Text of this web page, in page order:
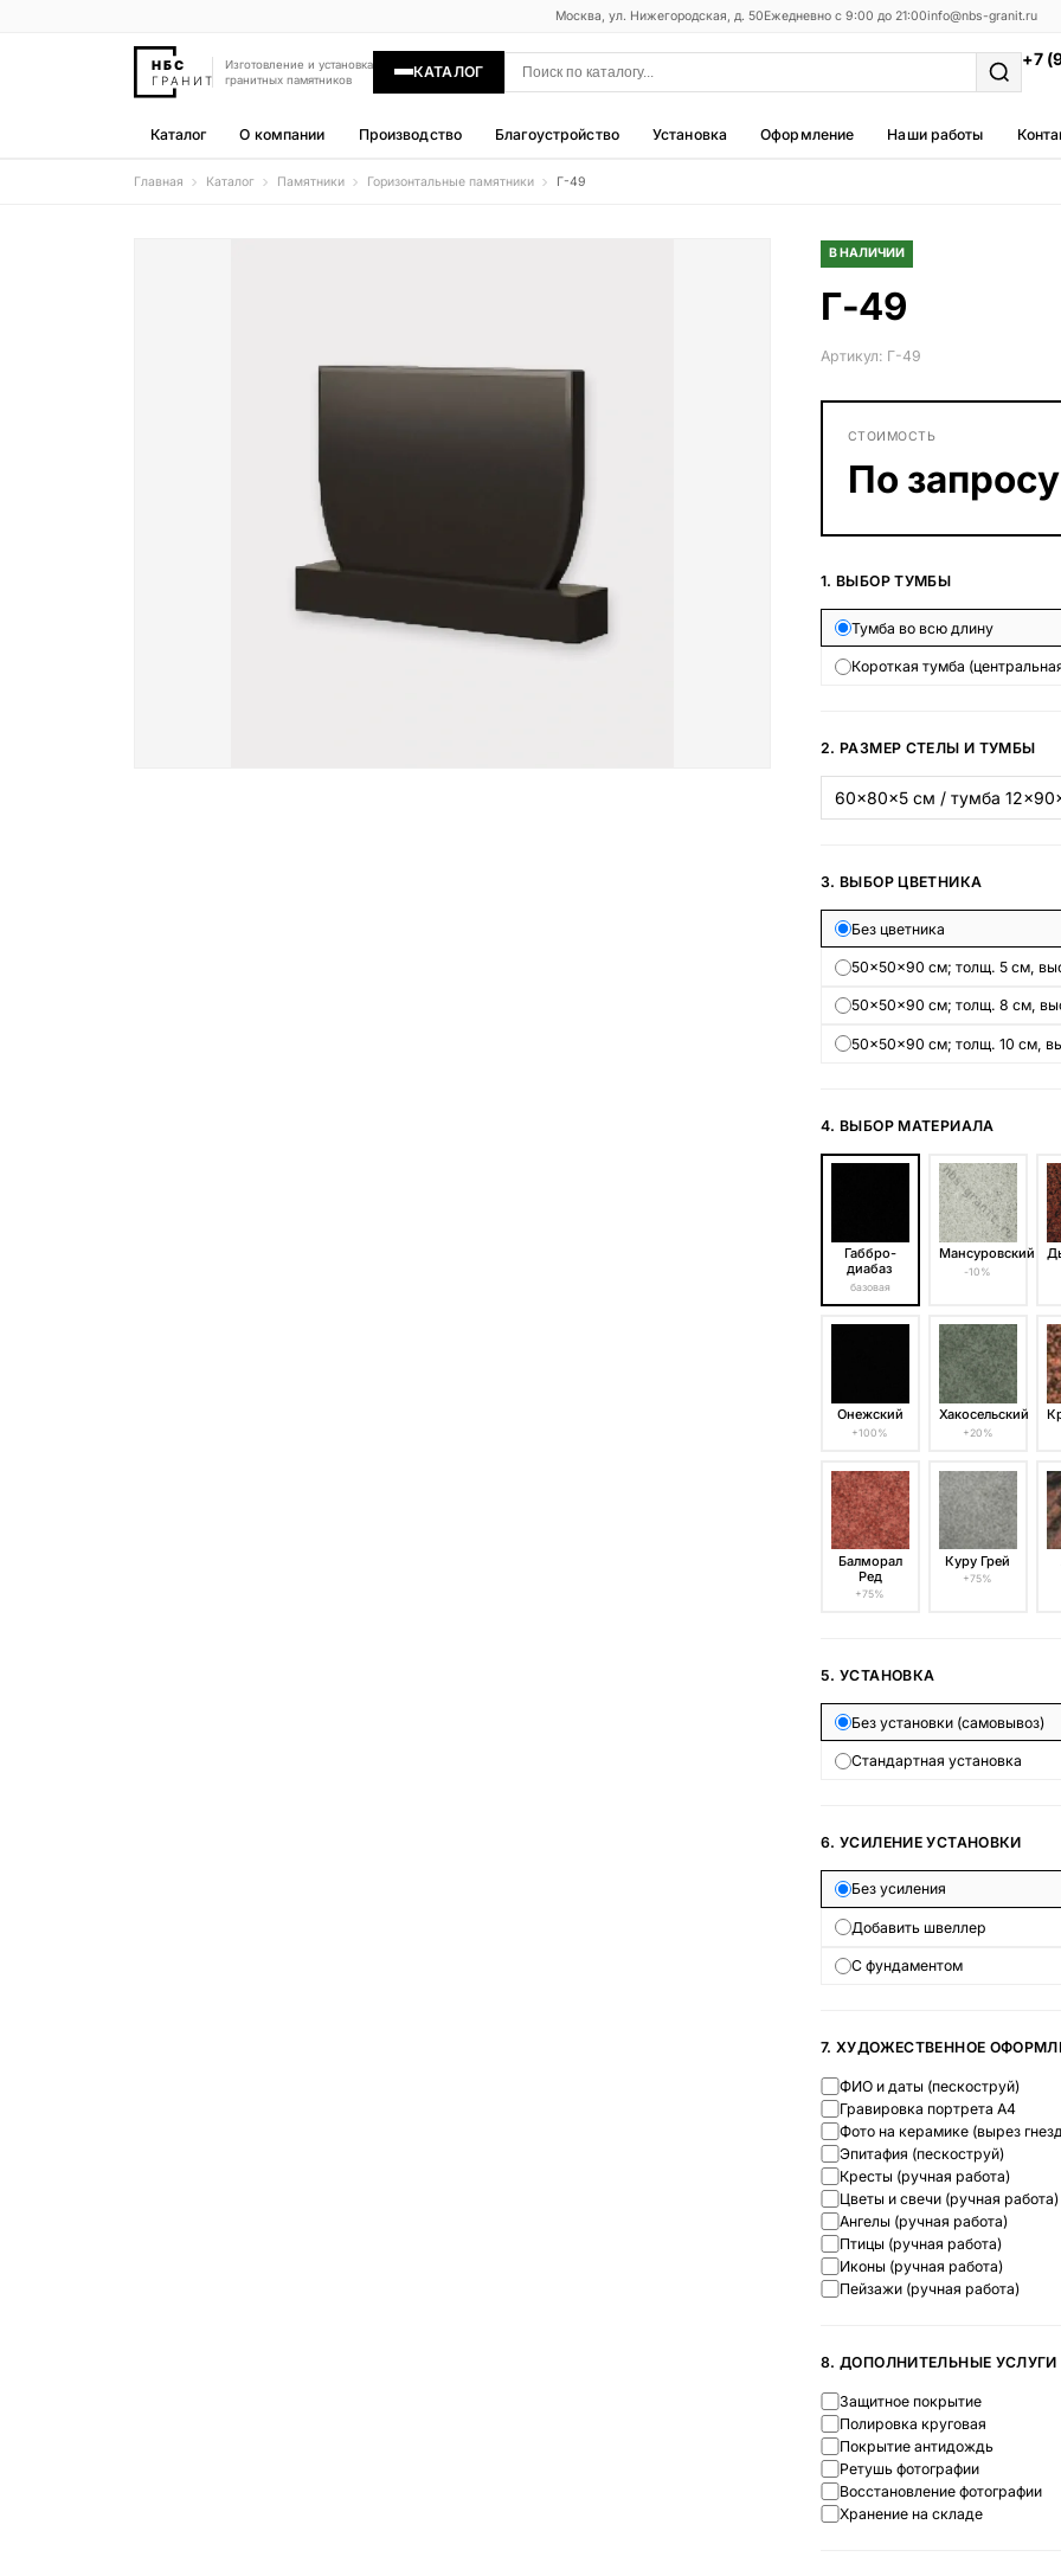
Москва, ул. Нижегородская, д. 50Ежедневно с 9:00 до 21:00info@nbs-granit.ru
Изготовление и установка
гранитных памятников
КАТАЛОГ
+7
Каталог О компании Производство Благоустройство Установка Оформление Наши работы
Благоустройство
Металлические ограды
Гранитные цветники
Вазы и лампады
ВЕСЬ КАТАЛОГ
Главная Каталог Памятники Горизонтальные памятники Г-49
В НАЛИЧИИ
Г-49
Артикул: Г-49
СТОИМОСТЬ
По запросу
1. ВЫБОР ТУМБЫ
Тумба во всю длину
Короткая тумба
2. РАЗМЕР СТЕЛЫ И ТУМБЫ
3. ВЫБОР ЦВЕТНИКА
Без цветника
50×50×90 см; толщ. 5 см,
50×50×90 см; толщ. 8 см,
50×50×90 см; толщ. 10 см,
4. ВЫБОР МАТЕРИАЛА
Габбро-
диабаз
базовая
Мансуровский
-10%
Онежский
+100%
Хакосельский
+20%
Балморал
Ред
+75%
Куру Грей
+75%
5. УСТАНОВКА
Без установки (самовывоз)
Стандартная установка
6. УСИЛЕНИЕ УСТАНОВКИ
Без усиления
Добавить швеллер
С фундаментом
7. ХУДОЖЕСТВЕННОЕ
ФИО и даты (пескоструй)
Гравировка портрета А4
Фото на керамике (вырез
Эпитафия (пескоструй)
Кресты (ручная работа)
Цветы и свечи (ручная работа)
Ангелы (ручная работа)
Птицы (ручная работа)
Иконы (ручная работа)
Пейзажи (ручная работа)
8. ДОПОЛНИТЕЛЬНЫЕ УСЛУГИ
Защитное покрытие
Полировка круговая
Покрытие антидождь
Ретушь фотографии
Восстановление фотографии
Хранение на складе